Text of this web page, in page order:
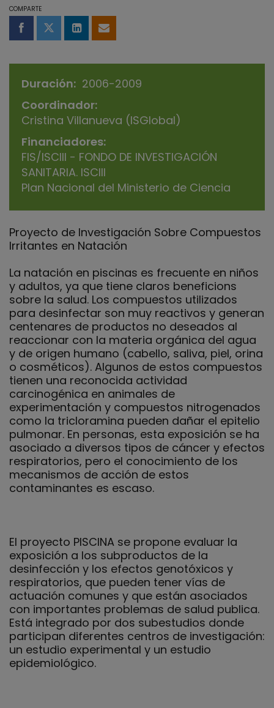
COMPARTE
Compartir en Facebook
Compartir en Twitter
Compartir en LinkedIn
Compartir por email
Duración
2006-2009
Coordinador
Cristina Villanueva (ISGlobal)
Financiadores
FIS/ISCIII - FONDO DE INVESTIGACIÓN
SANITARIA. ISCIII
Plan Nacional del Ministerio de Ciencia
Proyecto de Investigación Sobre Compuestos
Irritantes en Natación
La natación en piscinas es frecuente en niños
y adultos, ya que tiene claros beneficions
sobre la salud. Los compuestos utilizados
para desinfectar son muy reactivos y generan
centenares de productos no deseados al
reaccionar con la materia orgánica del agua
y de origen humano (cabello, saliva, piel, orina
o cosméticos). Algunos de estos compuestos
tienen una reconocida actividad
carcinogénica en animales de
experimentación y compuestos nitrogenados
como la tricloramina pueden dañar el epitelio
pulmonar. En personas, esta exposición se ha
asociado a diversos tipos de cáncer y efectos
respiratorios, pero el conocimiento de los
mecanismos de acción de estos
contaminantes es escaso.
El proyecto PISCINA se propone evaluar la
exposición a los subproductos de la
desinfección y los efectos genotóxicos y
respiratorios, que pueden tener vías de
actuación comunes y que están asociados
con importantes problemas de salud publica.
Está integrado por dos subestudios donde
participan diferentes centros de investigación:
un estudio experimental y un estudio
epidemiológico.